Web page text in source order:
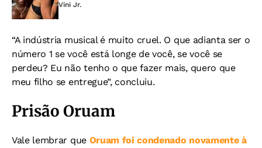
Vini Jr.
“A indústria musical é muito cruel. O que adianta ser o
número 1 se você está longe de você, se você se
perdeu? Eu não tenho o que fazer mais, quero que
meu filho se entregue”, concluiu.
Prisão Oruam
Vale lembrar que Oruam foi condenado novamente à